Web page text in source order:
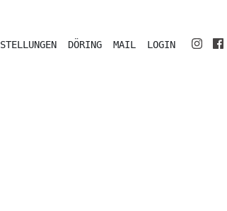
DÖRING MAIL LOGIN